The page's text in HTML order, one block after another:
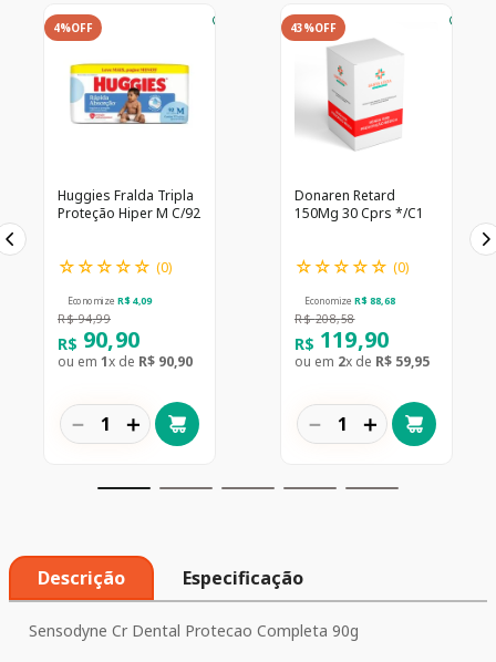
4%OFF
Huggies Fralda Tripla
Proteção Hiper M C/92
☆☆☆☆☆ (0)
Economize R$ 4,09
R$ 94,99
R$ 90,90
ou em 1x de R$ 90,90
＋
－
43%OFF
Donaren Retard
150Mg 30 Cprs */C1
☆☆☆☆☆ (0)
Economize R$ 88,68
R$ 208,58
R$ 119,90
ou em 2x de R$ 59,95
＋
－
Descrição Especificação
Sensodyne Cr Dental Protecao Completa 90g